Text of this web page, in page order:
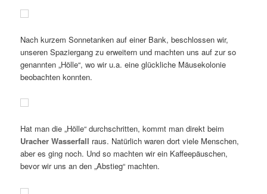
Nach kurzem Sonnetanken auf einer Bank, beschlossen wir,
unseren Spaziergang zu erweitern und machten uns auf zur so
genannten „Hölle“, wo wir u.a. eine glückliche Mäusekolonie
beobachten konnten.
Hat man die „Hölle“ durchschritten, kommt man direkt beim
Uracher Wasserfall raus. Natürlich waren dort viele Menschen,
aber es ging noch. Und so machten wir ein Kaffeepäuschen,
bevor wir uns an den „Abstieg“ machten.